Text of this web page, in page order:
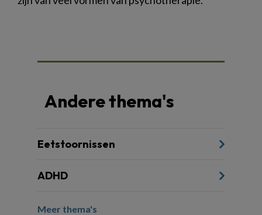
Andere thema's
Eetstoornissen
ADHD
Meer thema's